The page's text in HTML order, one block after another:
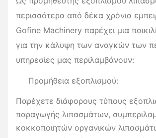
περισσότερα από δέκα χρόνια
Gofine Machinery παρέχει μια
για την κάλυψη των αναγκών των
υπηρεσίες μας περιλαμβάνουν:
Προμήθεια εξοπλισμού:
Παρέχετε διάφορους τύπους
παραγωγής λιπασμάτων,
κοκκοποιητών οργανικών